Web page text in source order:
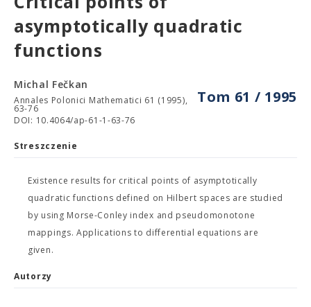
asymptotically quadratic
functions
Tom 61 / 1995
Michal Fečkan
Annales Polonici Mathematici 61 (1995),
63-76
DOI: 10.4064/ap-61-1-63-76
Streszczenie
Existence results for critical points of asymptotically
quadratic functions defined on Hilbert spaces are studied
by using Morse-Conley index and pseudomonotone
mappings. Applications to differential equations are
given.
Autorzy